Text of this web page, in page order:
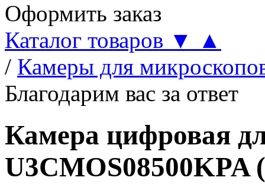
Оформить заказ
Каталог товаров ▼
▲
/ Камеры для
Благодарим вас за ответ
Камера цифровая
U3CMOS08500KPA